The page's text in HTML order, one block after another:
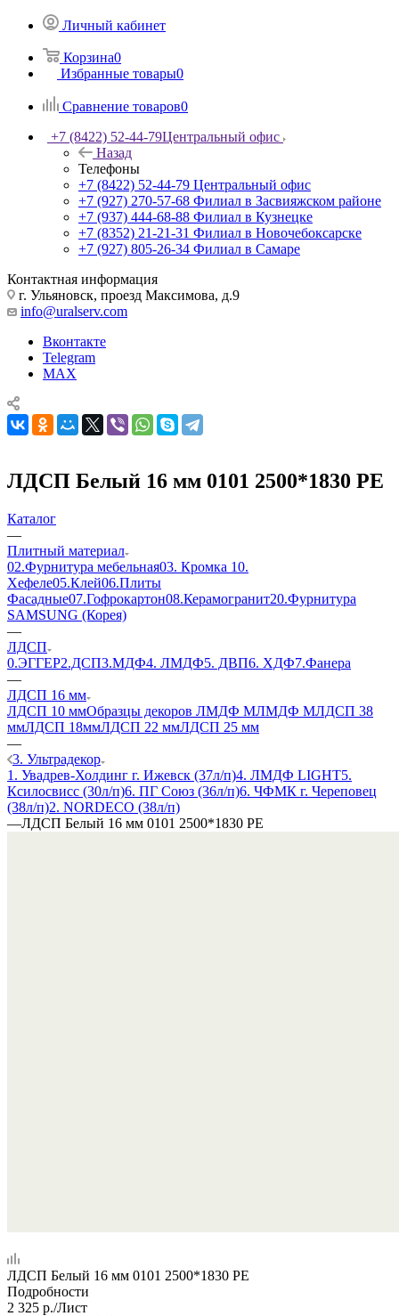
Личный кабинет
Корзина0
Избранные товары0
Сравнение товаров0
+7 (8422) 52-44-79Центральный офис
Назад
Телефоны
+7 (8422) 52-44-79 Центральный офис
+7 (927) 270-57-68 Филиал в Засвияжском районе
+7 (937) 444-68-88 Филиал в Кузнецке
+7 (8352) 21-21-31 Филиал в Новочебоксарске
+7 (927) 805-26-34 Филиал в Самаре
Контактная информация
г. Ульяновск, проезд Максимова, д.9
info@uralserv.com
Вконтакте
Telegram
MAX
ЛДСП Белый 16 мм 0101 2500*1830 РЕ
Каталог
—
Плитный материал
02.Фурнитура мебельная03. Кромка 10.
Хефеле05.Клей06.Плиты
Фасадные07.Гофрокартон08.Керамогранит20.Фурнитура
SAMSUNG (Корея)
—
ЛДСП
0.ЭГГЕР2.ДСП3.МДФ4. ЛМДФ5. ДВП6. ХДФ7.Фанера
—
ЛДСП 16 мм
ЛДСП 10 ммОбразцы декоров ЛМДФ МЛМДФ МЛДСП 38
ммЛДСП 18ммЛДСП 22 ммЛДСП 25 мм
—
3. Ультрадекор
1. Увадрев-Холдинг г. Ижевск (37л/п)4. ЛМДФ LIGHT5.
Ксилосвисс (30л/п)6. ПГ Союз (36л/п)6. ЧФМК г. Череповец
(38л/п)2. NORDECO (38л/п)
—ЛДСП Белый 16 мм 0101 2500*1830 РЕ
ЛДСП Белый 16 мм 0101 2500*1830 РЕ
Подробности
2 325 р./Лист